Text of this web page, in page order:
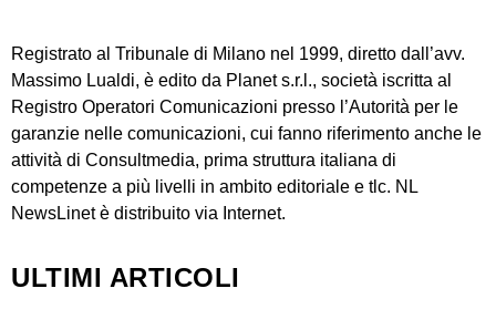
Registrato al Tribunale di Milano nel 1999, diretto dall’avv.
Massimo Lualdi, è edito da Planet s.r.l., società iscritta al
Registro Operatori Comunicazioni presso l’Autorità per le
garanzie nelle comunicazioni, cui fanno riferimento anche le
attività di Consultmedia, prima struttura italiana di
competenze a più livelli in ambito editoriale e tlc. NL
NewsLinet è distribuito via Internet.
ULTIMI ARTICOLI